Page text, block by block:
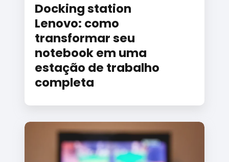
Docking station
Lenovo: como
transformar seu
notebook em uma
estação de trabalho
completa